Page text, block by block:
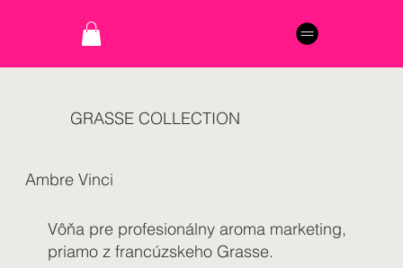
Vôňa pre profesionálny aroma marketing,
priamo z francúzskeho Grasse.
Ambre Vinci
GRASSE COLLECTION